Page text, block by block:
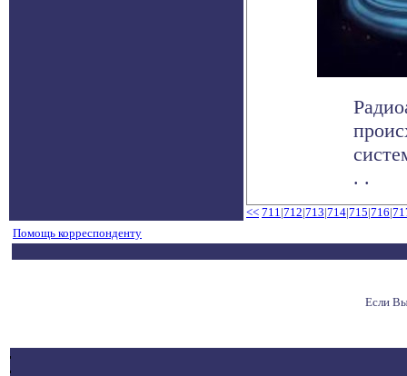
. .
<< 711|712|713|714|715|716|
Помощь корреспонденту
Если